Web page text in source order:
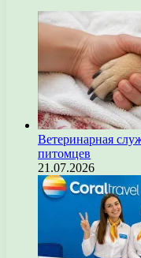
Ветеринарная
питомцев
21.07.2026